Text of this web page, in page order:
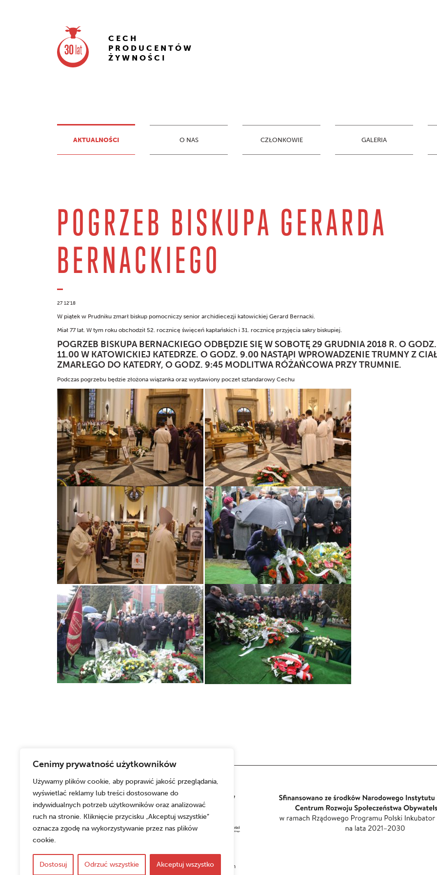
Cenimy prywatność użytkowników
Używamy plików cookie, aby poprawić jakość przeglądania,
wyświetlać reklamy lub treści dostosowane do
indywidualnych potrzeb użytkowników oraz analizować
ruch na stronie. Kliknięcie przycisku „Akceptuj wszystkie”
oznacza zgodę na wykorzystywanie przez nas plików
cookie.
Dostosuj Odrzuć wszystkie Akceptuj wszystko
CECH
PRODUCENTÓW
ŻYWNOŚCI
AKTUALNOŚCI O NAS CZŁONKOWIE GALERIA
POGRZEB BISKUPA GERARDA
BERNACKIEGO
27 12'18
W piątek w Prudniku zmarł biskup pomocniczy senior archidiecezji katowickiej Gerard Bernacki.
Miał 77 lat. W tym roku obchodził 52. rocznicę święceń kapłańskich i 31. rocznicę przyjęcia sakry biskupiej.
POGRZEB BISKUPA BERNACKIEGO ODBĘDZIE SIĘ W SOBOTĘ 29 GRUDNIA 2018 R. O GODZ.
11.00 W KATOWICKIEJ KATEDRZE. O GODZ. 9.00 NASTĄPI WPROWADZENIE TRUMNY Z
ZMARŁEGO DO KATEDRY, O GODZ. 9:45 MODLITWA RÓŻAŃCOWA PRZY TRUMNIE.
Podczas pogrzebu będzie złożona wiązanka oraz wystawiony poczet sztandarowy Cechu
Copyrights © 2026 Cech Producentów Żywności w Katowicach